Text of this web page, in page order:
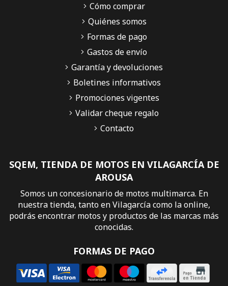
SQEM, TIENDA DE MOTOS EN VILAGARCÍA DE
AROUSA
Somos un concesionario de motos multimarca. En
nuestra tienda, tanto en Vilagarcía como la online,
podrás encontrar motos y productos de las marcas más
conocidas.
FORMAS DE PAGO
Cómo comprar
Quiénes somos
Formas de pago
Gastos de envío
Garantía y devoluciones
Boletines informativos
Promociones vigentes
Validar cheque regalo
Contacto